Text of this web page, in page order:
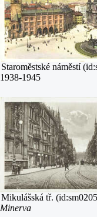
Staroměstské náměstí
1938-1945
Mikulášská tř.
Minerva